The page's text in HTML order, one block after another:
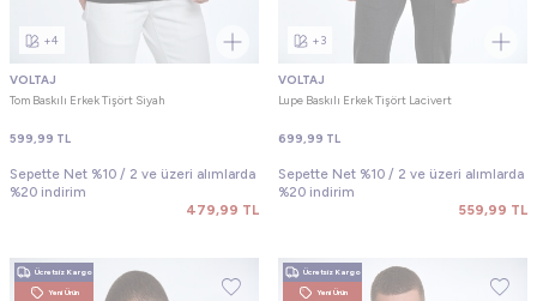
+4
VOLTAJ
Tom Baskılı Erkek Tişört Siyah
599,99 TL
Sepette Net %10 / 2 ve üzeri alımlarda
%20 indirim
479,99 TL
+3
VOLTAJ
Lupe Baskılı Erkek Tişört Lacivert
699,99 TL
Sepette Net %10 / 2 ve üzeri alımlarda
%20 indirim
559,99 TL
Ücretsiz Kargo
Yeni Ürün
Ücretsiz Kargo
Yeni Ürün